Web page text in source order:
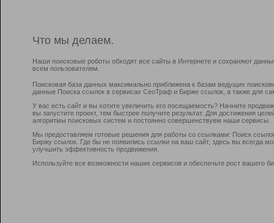
Что мы делаем.
Наши поисковые роботы обходят все сайты в Интернете и сохраняют
всем пользователям.
Поисковая база данных максимально приближена к базам ведущих
данные Поиска ссылок в сервисах СеоТраф и Бирже ссылок, а также для
У вас есть сайт и вы хотите увеличить его посещаемость? Начните
вы запустите проект, тем быстрее получите результат. Для достижения
алгоритмы поисковых систем и постоянно совершенствуем наши сервисы.
Мы предоставляем готовые решения для работы со ссылками: Поиск
Биржу ссылок. Где бы не появились ссылки на ваш сайт, здесь вы всегда
улучшить эффективность продвижения.
Используйте все возможности наших сервисов и обеспечьте рост вашего